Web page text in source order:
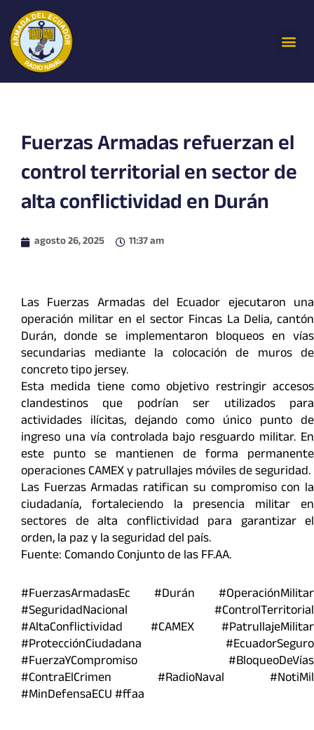
contenido
Fuerzas Armadas refuerzan el
control territorial en sector de
alta conflictividad en Durán
agosto 26, 2025 11:37 am
Las Fuerzas Armadas del Ecuador ejecutaron una
operación militar en el sector Fincas La Delia, cantón
Durán, donde se implementaron bloqueos en vías
secundarias mediante la colocación de muros de
concreto tipo jersey.
Esta medida tiene como objetivo restringir accesos
clandestinos que podrían ser utilizados para
actividades ilícitas, dejando como único punto de
ingreso una vía controlada bajo resguardo militar. En
este punto se mantienen de forma permanente
operaciones CAMEX y patrullajes móviles de seguridad.
Las Fuerzas Armadas ratifican su compromiso con la
ciudadanía, fortaleciendo la presencia militar en
sectores de alta conflictividad para garantizar el
orden, la paz y la seguridad del país.
Fuente: Comando Conjunto de las FF.AA.
#FuerzasArmadasEc #Durán #OperaciónMilitar
#SeguridadNacional #ControlTerritorial
#AltaConflictividad #CAMEX #PatrullajeMilitar
#ProtecciónCiudadana #EcuadorSeguro
#FuerzaYCompromiso #BloqueoDeVías
#ContraElCrimen #RadioNaval #NotiMil
#MinDefensaECU #ffaa